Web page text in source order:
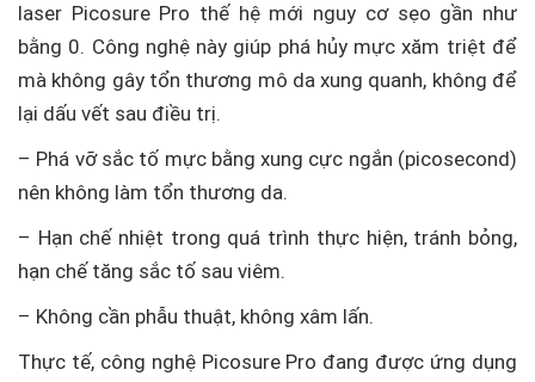
laser Picosure Pro thế hệ mới nguy cơ sẹo gần như
bằng 0. Công nghệ này giúp phá hủy mực xăm triệt để
mà không gây tổn thương mô da xung quanh, không để
lại dấu vết sau điều trị.
– Phá vỡ sắc tố mực bằng xung cực ngắn (picosecond)
nên không làm tổn thương da.
– Hạn chế nhiệt trong quá trình thực hiện, tránh bỏng,
hạn chế tăng sắc tố sau viêm.
– Không cần phẫu thuật, không xâm lấn.
Thực tế, công nghệ Picosure Pro đang được ứng dụng